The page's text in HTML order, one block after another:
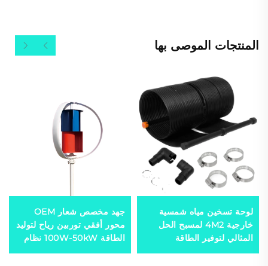
المنتجات الموصى بها
لوحة تسخين مياه شمسية
خارجية 4M2 لمسبح الحل
المثالي لتوفير الطاقة
جهد مخصص شعار OEM
محور أفقي توربين رياح لتوليد
الطاقة 100W-50kW نظام